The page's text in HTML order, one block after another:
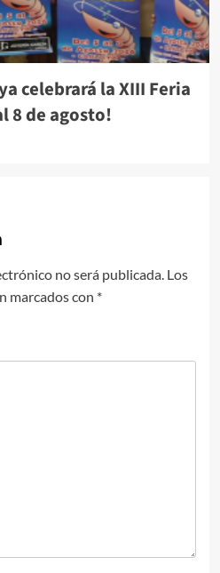
celebrará la XIII Feria
8 de agosto!
no será publicada. Los
marcados con *